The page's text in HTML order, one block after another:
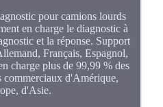
pour camions lourds
en charge le diagnostic à
et la réponse. Support
Français, Espagnol,
charge plus de 99,99 % des
commerciaux d'Amérique,
d'Asie.